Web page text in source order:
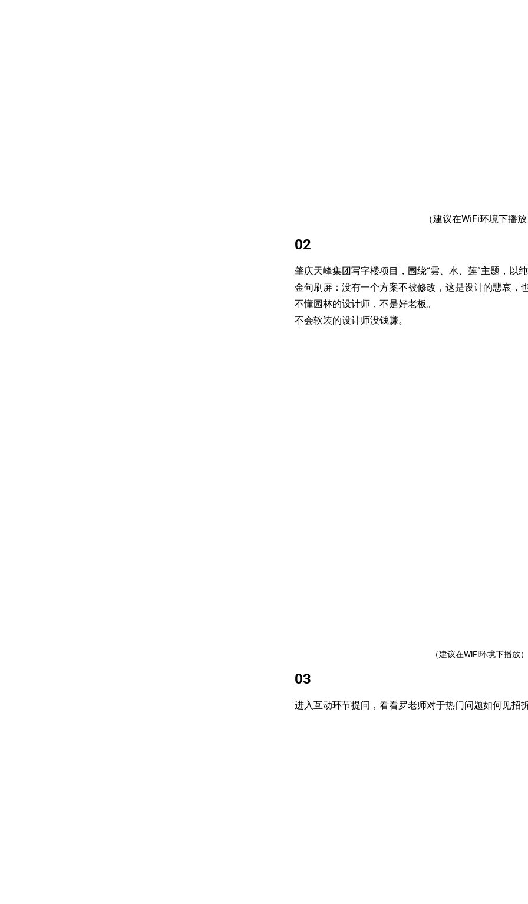
（建议在WiFi环境下播
02
肇庆天峰集团写字楼项目，围绕“雲、水、莲”主题，以
金句刷屏：没有一个方案不被修改，这是设计的悲哀，
不懂园林的设计师，不是好老板。
不会软装的设计师没钱赚。
（建议在WiFi环境下播放
03
进入互动环节提问，看看罗老师对于热门问题如何见招